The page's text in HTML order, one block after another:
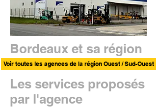
Bordeaux et sa région
Voir toutes les agences de la région Ouest / Sud-Ouest
Les services proposés
par l'agence